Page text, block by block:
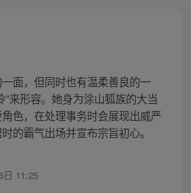
面，但同时也有温柔善良的一
”来形容。她身为涂山狐族的大当
色，在处理事务时会展现出威严
的霸气出场并宣布宗旨初心。
日 11:25